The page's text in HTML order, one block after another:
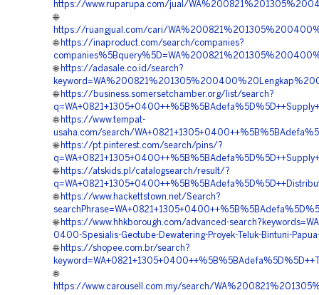
https://www.ruparupa.com/jual/
🌐
https://ruangjual.com/cari/
🌐 https://inaproduct.com/search/companies?
🌐 https://adasale.co.id/search?
🌐 https://business.somersetchamber.org/list/search?
🌐 https://www.tempat-
usaha.com/search/
🌐 https://pt.pinterest.com/search/pins/?
🌐 https://atskids.pl/catalogsearch/result/?
🌐 https://www.hackettstown.net/Search?
🌐 https://www.hhkborough.com/advanced-
0400-Spesialis-Geotube-Dewatering-Proyek-Teluk-Bintuni-
🌐 https://shopee.com.br/search?
🌐
https://www.carousell.com.my/search/